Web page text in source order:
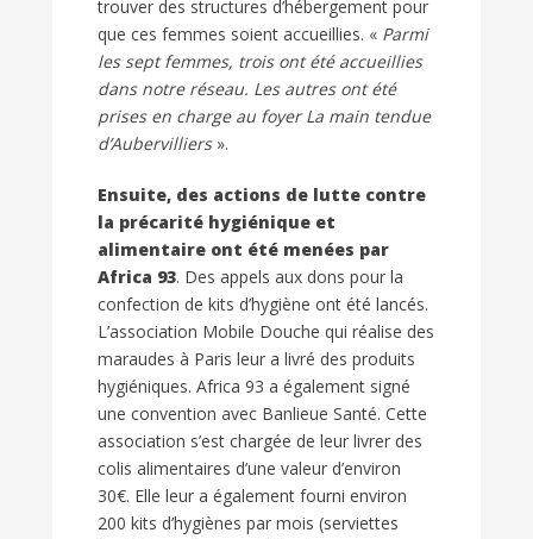
trouver des structures d’hébergement pour
que ces femmes soient accueillies. « Parmi
les sept femmes, trois ont été accueillies
dans notre réseau. Les autres ont été
prises en charge au foyer La main tendue
d’Aubervilliers».
Ensuite, des actions de lutte contre
la précarité hygiénique et
alimentaire ont été menées par
Africa 93. Des appels aux dons pour la
confection de kits d’hygiène ont été lancés.
L’association Mobile Douche qui réalise des
maraudes à Paris leur a livré des produits
hygiéniques. Africa 93 a également signé
une convention avec Banlieue Santé. Cette
association s’est chargée de leur livrer des
colis alimentaires d’une valeur d’environ
30€. Elle leur a également fourni environ
200 kits d’hygiènes par mois (serviettes